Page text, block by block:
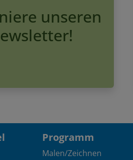
unseren
Programm
Malen/Zeichnen